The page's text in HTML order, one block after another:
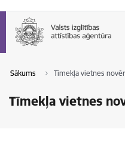
Sākums Tīmekļa vietnes
Tīmekļa vietnes